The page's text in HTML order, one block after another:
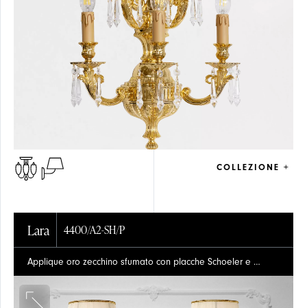
COLLEZIONE +
Lara 4400/A2-SH/P
Applique oro zecchino sfumato con placche Schoeler e paralumi organza